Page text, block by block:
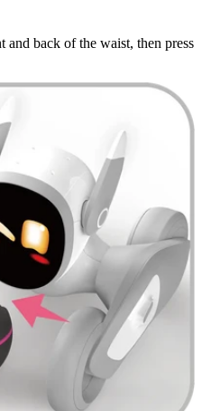
back of the waist, then press